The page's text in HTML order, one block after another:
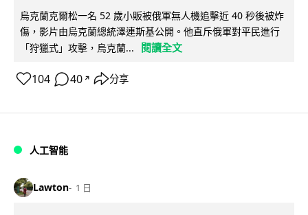
烏克蘭克爾松一名 52 歲小販被俄軍無人機追擊近 40 秒後被炸
傷，影片由烏克蘭總統澤連斯基公開。他直斥俄軍對平民進行
「狩獵式」攻擊，烏克蘭...
閱讀全文
104 40 ↗ 分享
人工智能
Lawton 1 日